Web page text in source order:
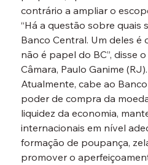
contrário a ampliar o
“Há a questão sobre quais
Banco Central. Um deles é
não é papel do BC”, disse
Câmara, Paulo Ganime (RJ).
Atualmente, cabe ao
poder de compra da
liquidez da economia,
internacionais em nível
formação de poupança,
promover o